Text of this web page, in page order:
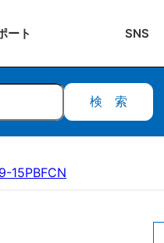
ート SNS
検索
15PBFCN